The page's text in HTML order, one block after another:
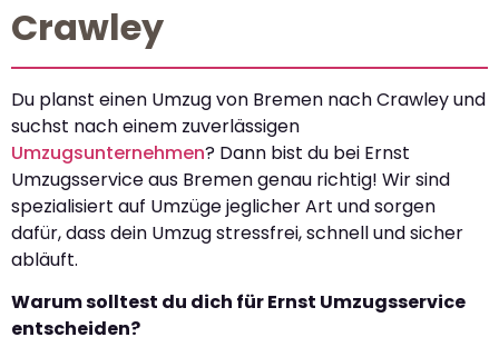
Crawley
Du planst einen Umzug von Bremen nach Crawley und
suchst nach einem zuverlässigen
Umzugsunternehmen? Dann bist du bei Ernst
Umzugsservice aus Bremen genau richtig! Wir sind
spezialisiert auf Umzüge jeglicher Art und sorgen
dafür, dass dein Umzug stressfrei, schnell und sicher
abläuft.
Warum solltest du dich für Ernst Umzugsservice
entscheiden?